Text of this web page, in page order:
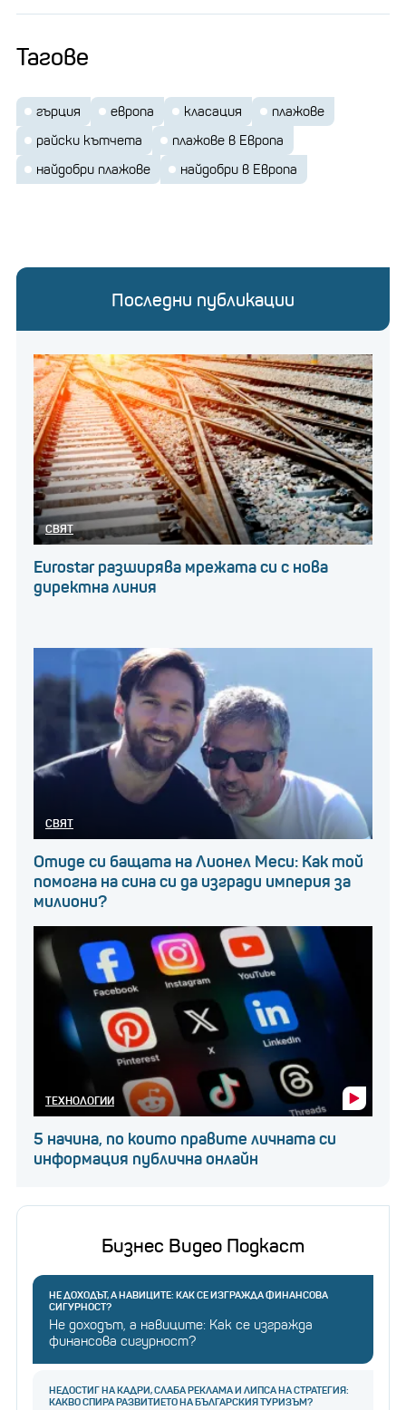
Тагове
гърция европа класация
плажове
райски кътчета
плажове в Европа
найдобри плажове
найдобри в Европа
Последни публикации
СВЯТ
Eurostar разширява мрежата си с нова
директна линия
СВЯТ
Отиде си бащата на Лионел Меси: Как той
помогна на сина си да изгради империя за
милиони?
ТЕХНОЛОГИИ
5 начина, по които правите личната си
информация публична онлайн
Бизнес Видео Подкаст
НЕ ДОХОДЪТ, А НАВИЦИТЕ: КАК СЕ ИЗГРАЖДА ФИНАНСОВА
СИГУРНОСТ?
Не доходът, а навиците: Как се изгражда
финансова сигурност?
НЕДОСТИГ НА КАДРИ, СЛАБА РЕКЛАМА И ЛИПСА НА СТРАТЕГИЯ:
КАКВО СПИРА РАЗВИТИЕТО НА БЪЛГАРСКИЯ ТУРИЗЪМ?